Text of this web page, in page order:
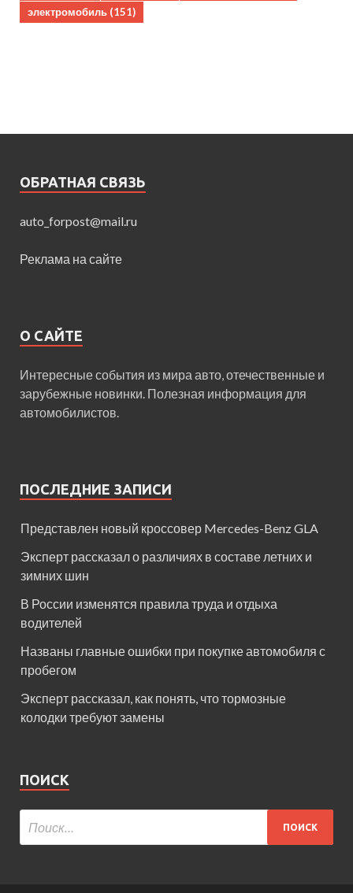
электромобиль (151)
ОБРАТНАЯ СВЯЗЬ
auto_forpost@mail.ru
Реклама на сайте
О САЙТЕ
Интересные события из мира авто, отечественные и
зарубежные новинки. Полезная информация для
автомобилистов.
ПОСЛЕДНИЕ ЗАПИСИ
Представлен новый кроссовер Mercedes-Benz GLA
Эксперт рассказал о различиях в составе летних и
зимних шин
В России изменятся правила труда и отдыха
водителей
Названы главные ошибки при покупке автомобиля с
пробегом
Эксперт рассказал, как понять, что тормозные
колодки требуют замены
ПОИСК